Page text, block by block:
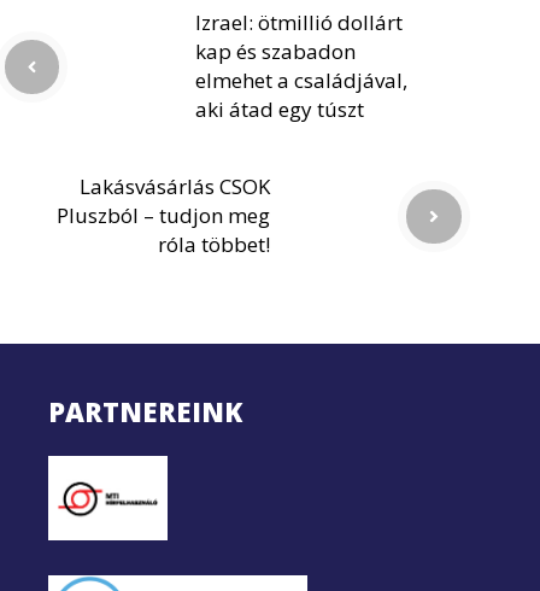
Izrael: ötmillió dollárt
kap és szabadon
elmehet a családjával,
aki átad egy túszt
Lakásvásárlás CSOK
Pluszból – tudjon meg
róla többet!
PARTNEREINK